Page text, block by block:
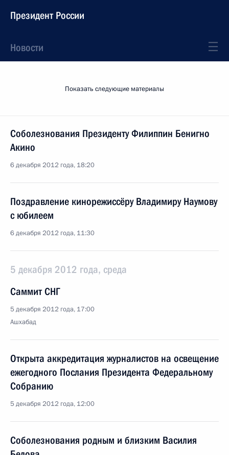
Президент России
Новости
Показать следующие материалы
Соболезнования Президенту Филиппин Бенигно
Акино
6 декабря 2012 года, 18:20
Поздравление кинорежиссёру Владимиру Наумову
с юбилеем
6 декабря 2012 года, 11:30
5 декабря 2012 года, среда
Саммит СНГ
5 декабря 2012 года, 17:00
Ашхабад
Открыта аккредитация журналистов на освещение
ежегодного Послания Президента Федеральному
Собранию
5 декабря 2012 года, 12:00
Соболезнования родным и близким Василия